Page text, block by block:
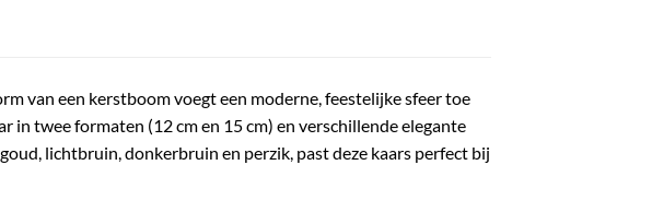
van een kerstboom voegt een moderne, feestelijke sfeer toe
in twee formaten (12 cm en 15 cm) en verschillende elegante
lichtbruin, donkerbruin en perzik, past deze kaars perfect bij